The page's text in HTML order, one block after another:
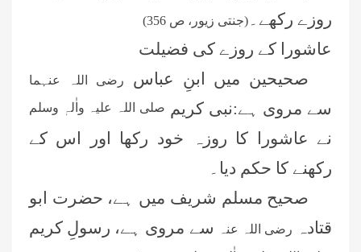
روزے رکھے۔ (جنتی زیور، ص 356)
عاشورا کے روزے کی فضیلت
صحیحین میں ابنِ عباس
رضی اللہ عنہما
سے مروی ہے:نبی کریم صلی اللہ علیہ واٰلہٖ وسلم
نے عاشورا کا روزہ خود رکھا اور اس کے
رکھنے کا حکم دیا۔
صحیح مسلم شریف میں ہے، حضرت ابو
قتادہ
رضی اللہ عنہ سے مروی ہے، رسولِ کریم